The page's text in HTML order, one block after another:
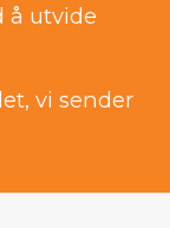
å utvide
vi sender